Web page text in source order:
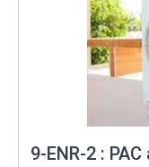
9-ENR-2 :